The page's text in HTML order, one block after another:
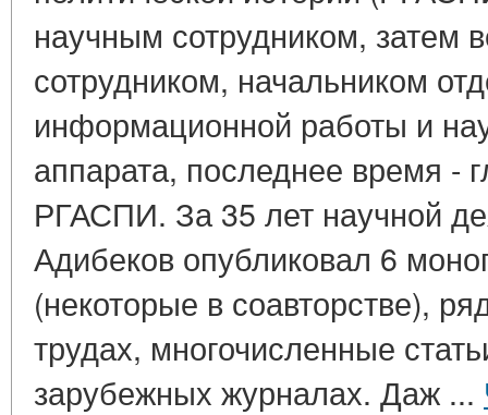
научным сотрудником, затем
сотрудником, начальником
информационной работы и
аппарата, последнее время -
РГАСПИ. За 35 лет научной
Адибеков опубликовал 6
(некоторые в соавторстве),
трудах, многочисленные
зарубежных журналах. Даж ...